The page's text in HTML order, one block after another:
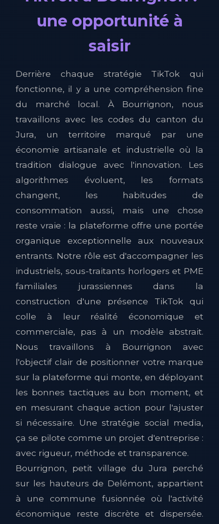
une opportunité à
saisir
Derrière chaque stratégie TikTok qui
fonctionne, il y a une compréhension fine
du marché local. À Bourrignon, nous
travaillons avec les codes du canton du
Jura, un territoire marqué par une
économie artisanale et industrielle où la
tradition dialogue avec l'innovation. Les
algorithmes évoluent, les formats
changent, les habitudes de
consommation aussi, mais une chose
reste vraie : la plateforme offre une portée
organique exceptionnelle aux nouveaux
entrants. Notre rôle est d'accompagner les
industriels, sous-traitants horlogers et PME
familiales jurassiennes dans la
construction d'une présence TikTok qui
colle à leur réalité économique et
commerciale, pas à un modèle abstrait.
Nous travaillons à Bourrignon avec
l'objectif clair de positionner votre marque
sur la plateforme qui monte, en déployant
les bonnes tactiques au bon moment, et
en mesurant chaque action pour l'ajuster
si nécessaire. Une stratégie social media,
ça se pilote comme un projet d'entreprise :
avec rigueur, méthode et transparence.
Bourrignon, petit village du Jura perché
sur les hauteurs de Delémont, appartient
à une commune fusionnée où l'activité
économique reste discrète et dispersée.